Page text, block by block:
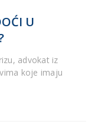
U
advokat iz
koje imaju